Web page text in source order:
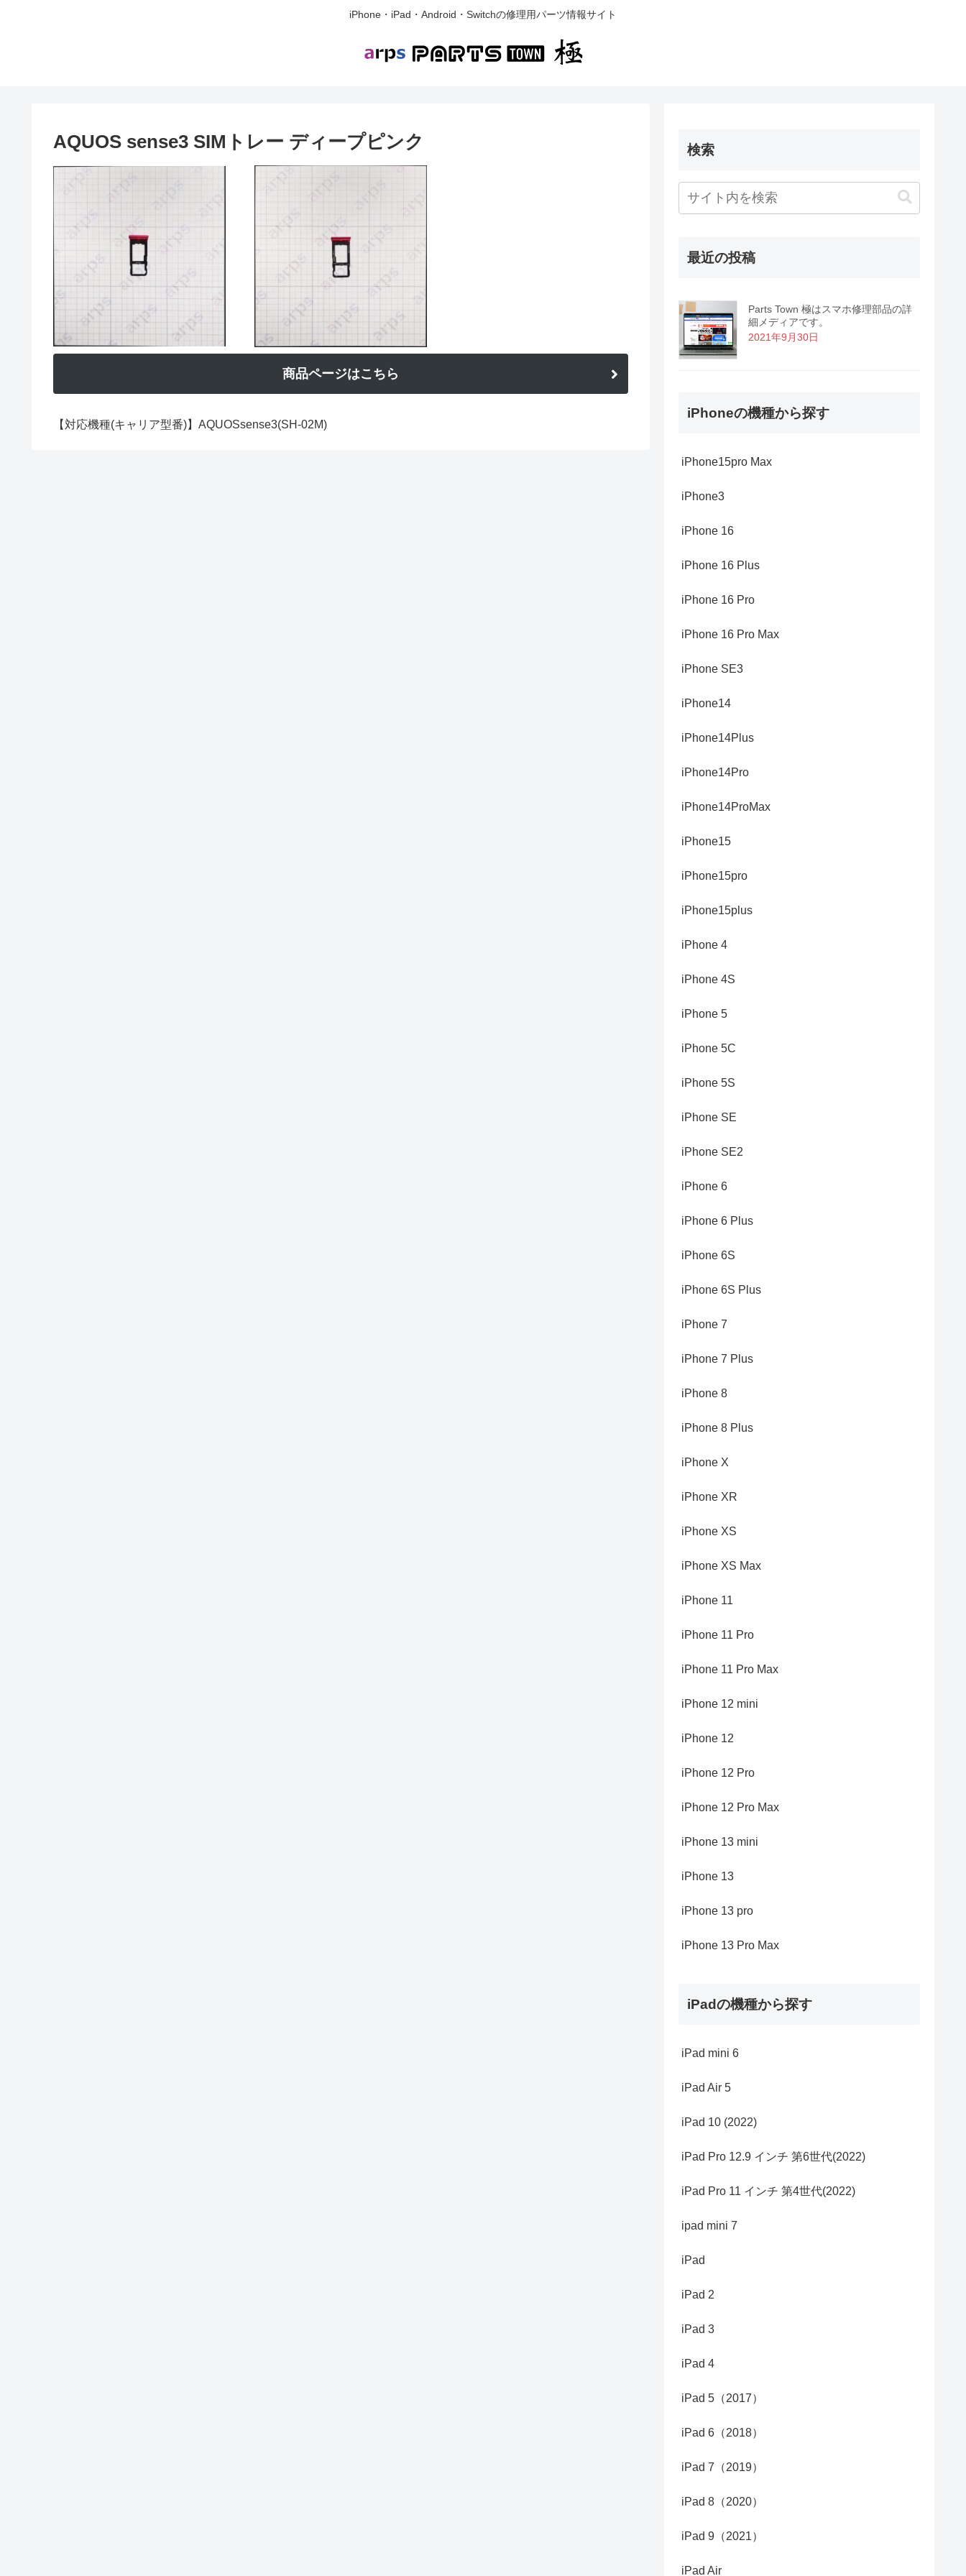
iPhone・iPad・Android・Switchの修理用パーツ情報サイト
AQUOS sense3 SIMトレー ディープピンク
商品ページはこちら
【対応機種(キャリア型番)】AQUOSsense3(SH-02M)
検索
最近の投稿
Parts Town 極はスマホ修理部品の詳
細メディアです。
2021年9月30日
iPhoneの機種から探す
iPhone15pro Max
iPhone3
iPhone 16
iPhone 16 Plus
iPhone 16 Pro
iPhone 16 Pro Max
iPhone SE3
iPhone14
iPhone14Plus
iPhone14Pro
iPhone14ProMax
iPhone15
iPhone15pro
iPhone15plus
iPhone 4
iPhone 4S
iPhone 5
iPhone 5C
iPhone 5S
iPhone SE
iPhone SE2
iPhone 6
iPhone 6 Plus
iPhone 6S
iPhone 6S Plus
iPhone 7
iPhone 7 Plus
iPhone 8
iPhone 8 Plus
iPhone X
iPhone XR
iPhone XS
iPhone XS Max
iPhone 11
iPhone 11 Pro
iPhone 11 Pro Max
iPhone 12 mini
iPhone 12
iPhone 12 Pro
iPhone 12 Pro Max
iPhone 13 mini
iPhone 13
iPhone 13 pro
iPhone 13 Pro Max
iPadの機種から探す
iPad mini 6
iPad Air 5
iPad 10 (2022)
iPad Pro 12.9 インチ 第6世代(2022)
iPad Pro 11 インチ 第4世代(2022)
ipad mini 7
iPad
iPad 2
iPad 3
iPad 4
iPad 5（2017）
iPad 6（2018）
iPad 7（2019）
iPad 8（2020）
iPad 9（2021）
iPad Air